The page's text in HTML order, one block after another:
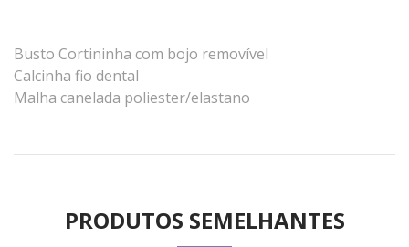
Busto Cortininha com bojo removível
Calcinha fio dental
Malha canelada poliester/elastano
PRODUTOS SEMELHANTES